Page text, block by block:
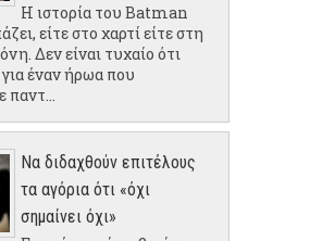
Η ιστορία του Batman
είτε στο χαρτί είτε στη
Δεν είναι τυχαίο ότι
για έναν ήρωα που
Να διδαχθούν επιτέλους
τα αγόρια ότι «όχι
σημαίνει όχι»